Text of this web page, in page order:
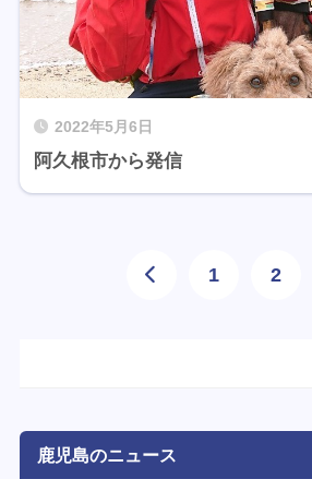
2022年5月6日
阿久根市から発信
1 2
鹿児島のニュース